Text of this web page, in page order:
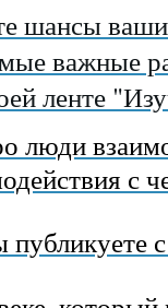
шансы
важные
ленте
люди
с